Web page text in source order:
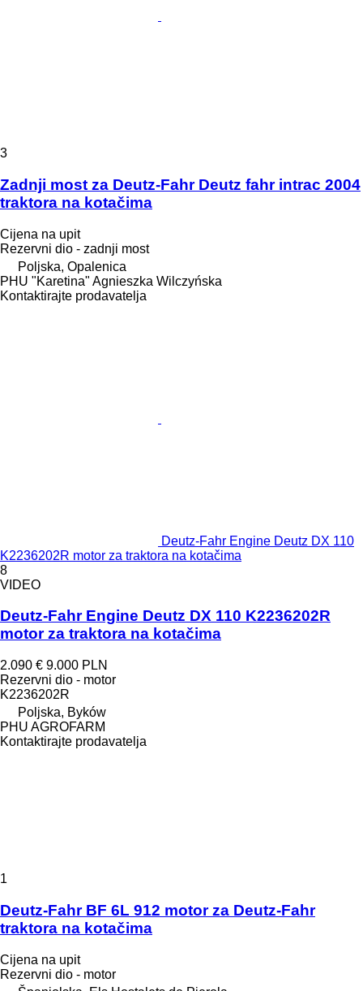
3
Zadnji most za Deutz-Fahr Deutz fahr intrac 2004
traktora na kotačima
Cijena na upit
Rezervni dio - zadnji most
Poljska, Opalenica
PHU "Karetina" Agnieszka Wilczyńska
Kontaktirajte prodavatelja
Deutz-Fahr Engine Deutz DX 110
K2236202R motor za traktora na kotačima
8
VIDEO
Deutz-Fahr Engine Deutz DX 110 K2236202R
motor za traktora na kotačima
2.090 € 9.000 PLN
Rezervni dio - motor
K2236202R
Poljska, Byków
PHU AGROFARM
Kontaktirajte prodavatelja
1
Deutz-Fahr BF 6L 912 motor za Deutz-Fahr
traktora na kotačima
Cijena na upit
Rezervni dio - motor